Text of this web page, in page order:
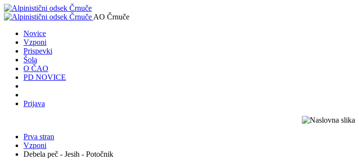
AO Črnuče
Novice
Vzponi
Prispevki
Šola
O ČAO
PD NOVICE
Prijava
Prva stran
Vzponi
Debela peč - Jesih - Potočnik